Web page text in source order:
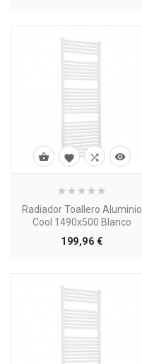
Radiador Toallero Aluminio
Cool 1490x500 Blanco
199,96 €Precio
   